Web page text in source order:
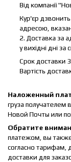
Від компанії
Кур'єр
адресою,
2. Доставка за
у вихідні дні
Срок доставки
Вартість
Наложенный
груза получателем
Новой Почты или
Обратите
платежом, вы
согласно
доставки для